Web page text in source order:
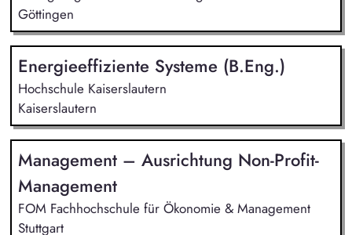
Göttingen
Energieeffiziente Systeme (B.Eng.)
Hochschule Kaiserslautern
Kaiserslautern
Management – Ausrichtung Non-Profit-
Management
FOM Fachhochschule für Ökonomie & Management
Stuttgart